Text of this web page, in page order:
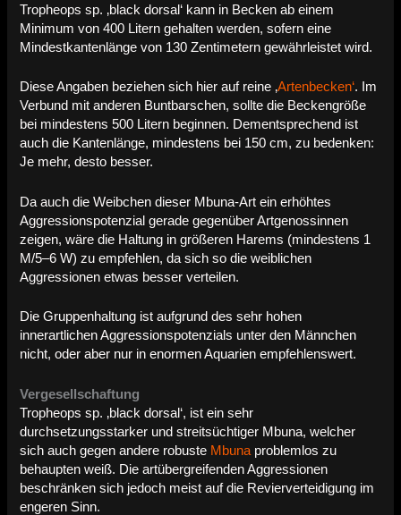
Tropheops sp. ‚black dorsal‘ kann in Becken ab einem
Minimum von 400 Litern gehalten werden, sofern eine
Mindestkantenlänge von 130 Zentimetern gewährleistet wird.
Diese Angaben beziehen sich hier auf reine ‚Artenbecken‘. Im
Verbund mit anderen Buntbarschen, sollte die Beckengröße
bei mindestens 500 Litern beginnen. Dementsprechend ist
auch die Kantenlänge, mindestens bei 150 cm, zu bedenken:
Je mehr, desto besser.
Da auch die Weibchen dieser Mbuna-Art ein erhöhtes
Aggressionspotenzial gerade gegenüber Artgenossinnen
zeigen, wäre die Haltung in größeren Harems (mindestens 1
M/5–6 W) zu empfehlen, da sich so die weiblichen
Aggressionen etwas besser verteilen.
Die Gruppenhaltung ist aufgrund des sehr hohen
innerartlichen Aggressionspotenzials unter den Männchen
nicht, oder aber nur in enormen Aquarien empfehlenswert.
Vergesellschaftung
Tropheops sp. ‚black dorsal‘, ist ein sehr
durchsetzungsstarker und streitsüchtiger Mbuna, welcher
sich auch gegen andere robuste Mbuna problemlos zu
behaupten weiß. Die artübergreifenden Aggressionen
beschränken sich jedoch meist auf die Revierverteidigung im
engeren Sinn.